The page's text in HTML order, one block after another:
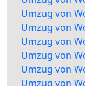
Umzug von
Umzug von
Umzug von
Umzug von
Umzug von
Umzug von